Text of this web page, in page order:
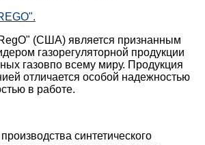
(США) является признанным
газорегуляторной продукции
газовпо всему миру. Продукция
отличается особой надежностью
в работе.
синтетического